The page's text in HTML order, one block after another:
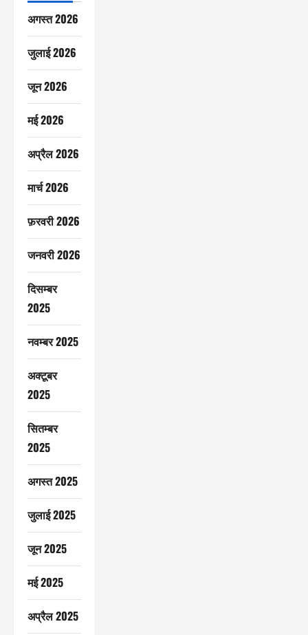
अगस्त 2026
जुलाई 2026
जून 2026
मई 2026
अप्रैल 2026
मार्च 2026
फ़रवरी 2026
जनवरी 2026
दिसम्बर
2025
नवम्बर 2025
अक्टूबर
2025
सितम्बर
2025
अगस्त 2025
जुलाई 2025
जून 2025
मई 2025
अप्रैल 2025